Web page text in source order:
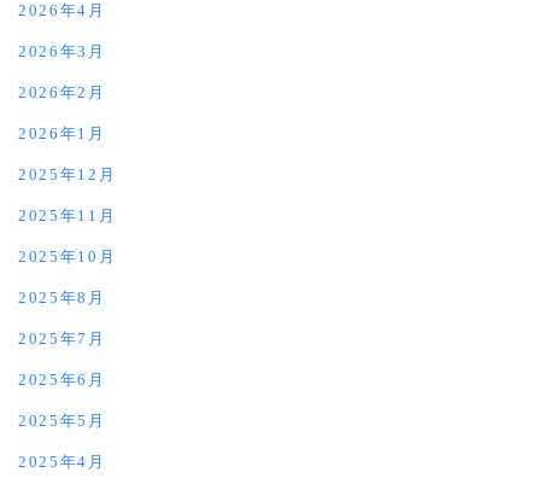
2026年4月
2026年3月
2026年2月
2026年1月
2025年12月
2025年11月
2025年10月
2025年8月
2025年7月
2025年6月
2025年5月
2025年4月